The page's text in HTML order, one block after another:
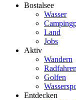
Bostalsee
Wasser
Land
Jobs
Aktiv
Wandern
Radfahren
Golfen
Entdecken